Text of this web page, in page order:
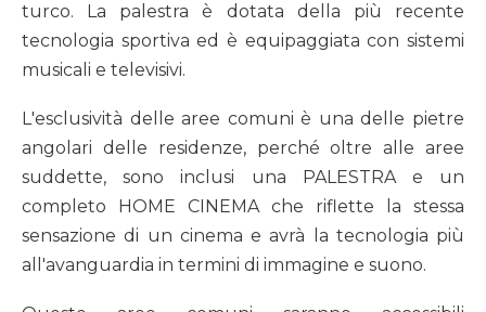
turco. La palestra è dotata della più recente
tecnologia sportiva ed è equipaggiata con sistemi
musicali e televisivi.
L'esclusività delle aree comuni è una delle pietre
angolari delle residenze, perché oltre alle aree
suddette, sono inclusi una PALESTRA e un
completo HOME CINEMA che riflette la stessa
sensazione di un cinema e avrà la tecnologia più
all'avanguardia in termini di immagine e suono.